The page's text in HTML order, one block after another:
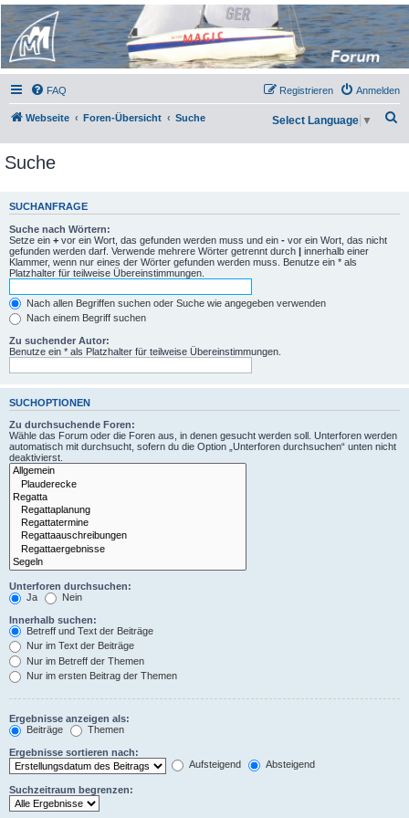
Micro Magic Forum
Deutschland
FAQ Anmelden
Registrieren
Webseite Foren-Übersicht Suche Select Language ▼
Suche
SUCHANFRAGE
Suche nach Wörtern:
Setze ein + vor ein Wort, das gefunden werden muss und ein - vor ein Wort, das nicht
gefunden werden darf. Verwende mehrere Wörter getrennt durch | innerhalb einer
Klammer, wenn nur eines der Wörter gefunden werden muss. Benutze ein * als
Platzhalter für teilweise Übereinstimmungen.
Nach allen Begriffen suchen oder Suche wie angegeben verwenden
Nach einem Begriff suchen
Zu suchender Autor:
Benutze ein * als Platzhalter für teilweise Übereinstimmungen.
SUCHOPTIONEN
Zu durchsuchende Foren:
Wähle das Forum oder die Foren aus, in denen gesucht werden soll. Unterforen werden
automatisch mit durchsucht, sofern du die Option „Unterforen durchsuchen“ unten nicht
deaktivierst.
Unterforen durchsuchen:
Ja
Nein
Innerhalb suchen:
Betreff und Text der Beiträge
Nur im Text der Beiträge
Nur im Betreff der Themen
Nur im ersten Beitrag der Themen
Ergebnisse anzeigen als:
Beiträge
Themen
Ergebnisse sortieren nach:
Aufsteigend
Absteigend
Suchzeitraum begrenzen: